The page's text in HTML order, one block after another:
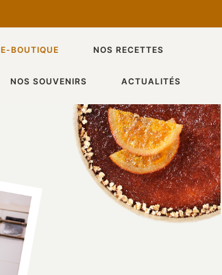
E-BOUTIQUE NOS RECETTES
NOS SOUVENIRS ACTUALITÉS